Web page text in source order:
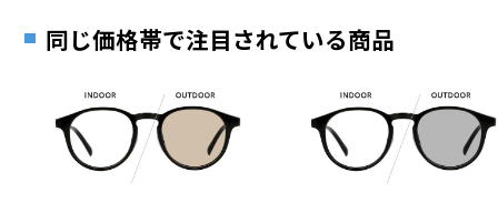
ます。
CLASSIC(クラシック)特集ページをみる
＜度付きサングラスに関する注意事項＞
※メガネ：デモレンズを外した重さ
タイプ
もっと見る
その際は記入用紙をダウンロードしてお使いください。
ダウンロード
同じ価格帯で注目されている商品